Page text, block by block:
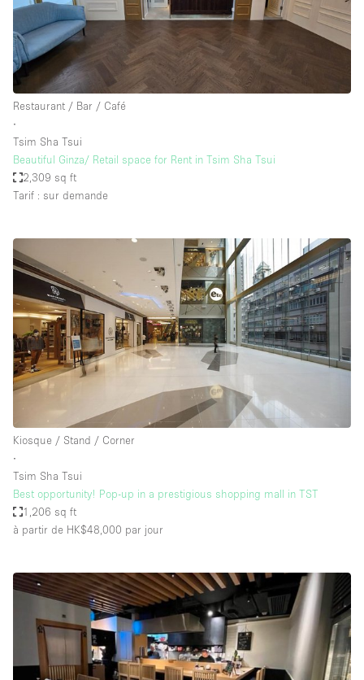
Restaurant / Bar / Café
∙
Tsim Sha Tsui
Beautiful Ginza/ Retail space for Rent in Tsim Sha Tsui
2,309 sq ft
Tarif : sur demande
Kiosque / Stand / Corner
∙
Tsim Sha Tsui
Best opportunity! Pop-up in a prestigious shopping mall in TST
1,206 sq ft
à partir de HK$48,000 par jour